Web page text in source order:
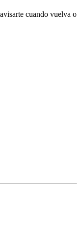
cuando vuelva o